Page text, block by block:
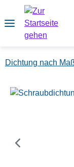
Zum Hauptinhalt
Dichtung nach
Bildergalerie